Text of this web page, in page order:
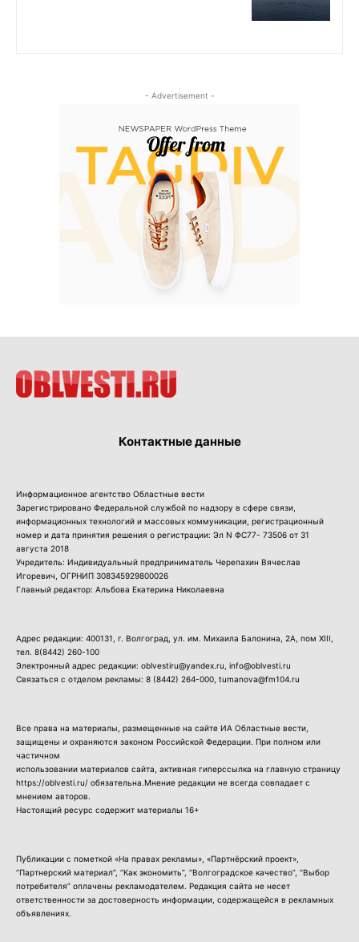
- Advertisement -
Контактные данные
Информационное агентство Областные вести
Зарегистрировано Федеральной службой по надзору в сфере связи,
информационных технологий и массовых коммуникации, регистрационный
номер и дата принятия решения о регистрации: Эл N ФС77- 73506 от 31
августа 2018
Учредитель: Индивидуальный предприниматель Черепахин Вячеслав
Игоревич, ОГРНИП 308345929800026
Главный редактор: Альбова Екатерина Николаевна
Адрес редакции: 400131, г. Волгоград, ул. им. Михаила Балонина, 2А, пом XIII,
тел. 8(8442) 260-100
Электронный адрес редакции: oblvestiru@yandex.ru, info@oblvesti.ru
Связаться с отделом рекламы: 8 (8442) 264-000 , tumanova@fm104.ru
Все права на материалы, размещенные на сайте ИА Областные вести,
защищены и охраняются законом Российской Федерации. При полном или
частичном
использовании материалов сайта, активная гиперссылка на главную страницу
https://oblvesti.ru/ обязательна.Мнение редакции не всегда совпадает с
мнением авторов.
Настоящий ресурс содержит материалы 16+
Публикации с пометкой «На правах рекламы», «Партнёрский проект»,
“Партнерский материал”, “Как экономить”, “Волгоградское качество”, “Выбор
потребителя” оплачены рекламодателем. Редакция сайта не несет
ответственности за достоверность информации, содержащейся в рекламных
объявлениях.